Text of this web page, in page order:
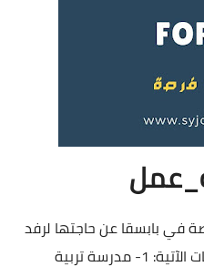
في بابسقا عن حاجتها لرفد
كوادرها بمدرسات من الاختصاصات الآتية: 1- مدرسة تربية